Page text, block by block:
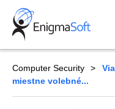
Skip
content
Computer Security
miestne volebné...